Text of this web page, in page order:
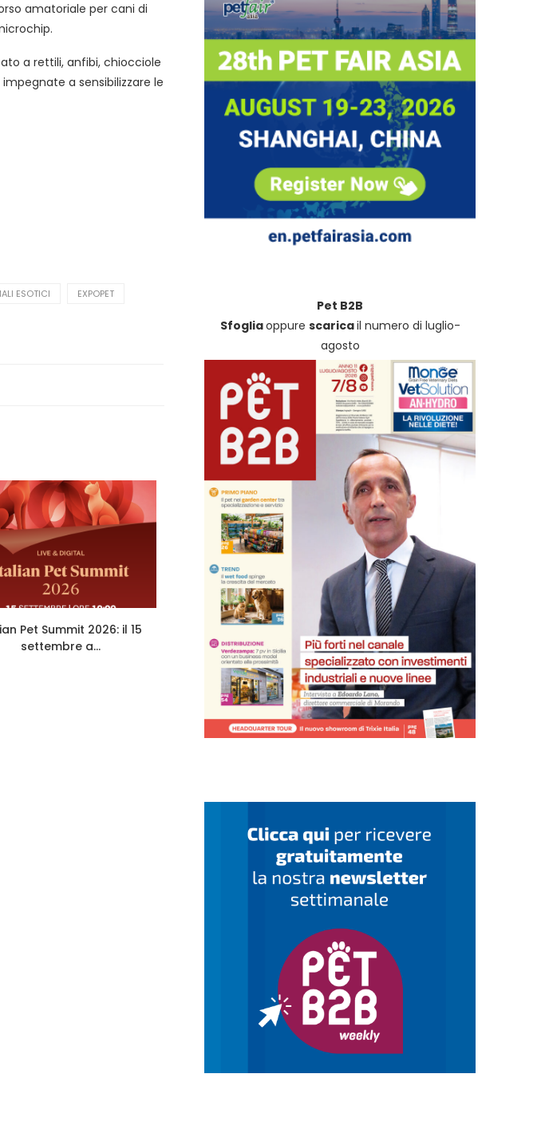
amatoriale per cani di
a rettili, anfibi, chiocciole
a sensibilizzare le
ESOTICI EXPOPET
Pet Summit 2026: il 15
settembre a...
Controlli Nas sul pet food,
Assalco: “Il sistema...
Sicurezza in acqua: Non-
Dogwear sigla una
Pet B2B
Sfogliaoppure scaricail numero di luglio-
agosto